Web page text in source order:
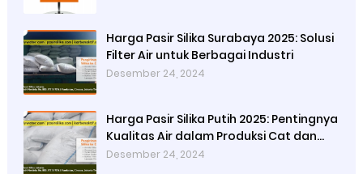
Harga Pasir Silika Surabaya 2025: Solusi
Filter Air untuk Berbagai Industri
Desember 24, 2024
Harga Pasir Silika Putih 2025: Pentingnya
Kualitas Air dalam Produksi Cat dan
Peran Pasir Silika Sebagai Penyaring
Desember 24, 2024